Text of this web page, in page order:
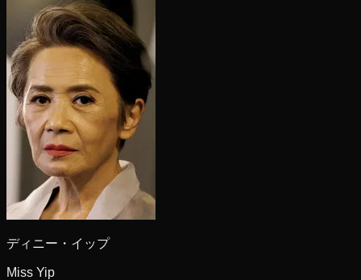
ディニー・イップ
Miss Yip